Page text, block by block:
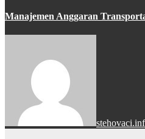
Manajemen Anggaran